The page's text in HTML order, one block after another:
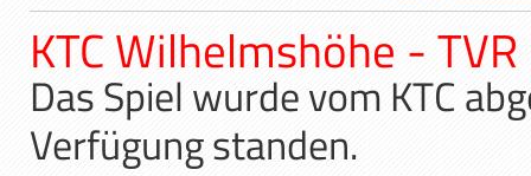
KTC Wilhelmshöhe - TVR
Das Spiel wurde vom KTC
Verfügung standen.